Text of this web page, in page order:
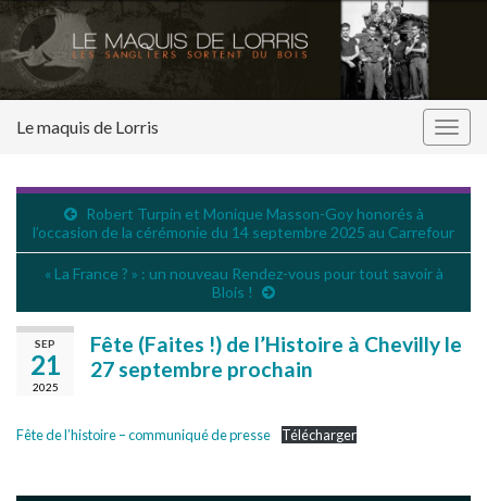
Le maquis de Lorris
Robert Turpin et Monique Masson-Goy honorés à
l’occasion de la cérémonie du 14 septembre 2025 au Carrefour
« La France ? » : un nouveau Rendez-vous pour tout savoir à
Blois !
SEP
21
2025
Fête (Faites !) de l’Histoire à Chevilly le
27 septembre prochain
Fête de l’histoire – communiqué de presse Télécharger